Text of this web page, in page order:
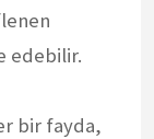
edebilir.
bir fayda,